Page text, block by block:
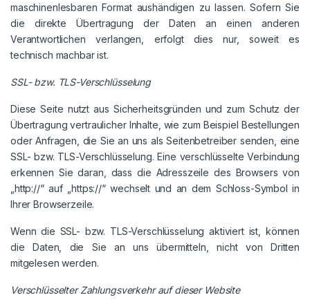
maschinenlesbaren Format aushändigen zu lassen. Sofern Sie
die direkte Übertragung der Daten an einen anderen
Verantwortlichen verlangen, erfolgt dies nur, soweit es
technisch machbar ist.
SSL- bzw. TLS-Verschlüsselung
Diese Seite nutzt aus Sicherheitsgründen und zum Schutz der
Übertragung vertraulicher Inhalte, wie zum Beispiel Bestellungen
oder Anfragen, die Sie an uns als Seitenbetreiber senden, eine
SSL- bzw. TLS-Verschlüsselung. Eine verschlüsselte Verbindung
erkennen Sie daran, dass die Adresszeile des Browsers von
„http://“ auf „https://“ wechselt und an dem Schloss-Symbol in
Ihrer Browserzeile.
Wenn die SSL- bzw. TLS-Verschlüsselung aktiviert ist, können
die Daten, die Sie an uns übermitteln, nicht von Dritten
mitgelesen werden.
Verschlüsselter Zahlungsverkehr auf dieser Website